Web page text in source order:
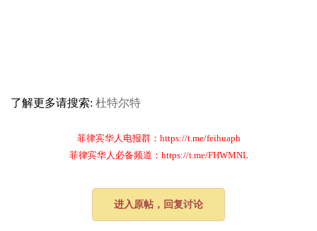
了解更多请搜索: 杜特尔特
菲律宾华人电报群：https://t.me/feihuaph
菲律宾华人必备频道：https://t.me/FHWMNL
进入原帖，回复讨论